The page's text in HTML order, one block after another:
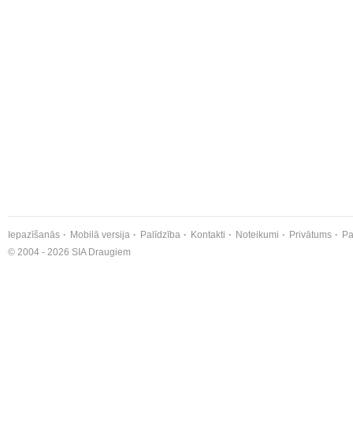
Iepazīšanās Mobilā versija Palīdzība Kontakti Noteikumi Privātums
© 2004 - 2026 SIA Draugiem